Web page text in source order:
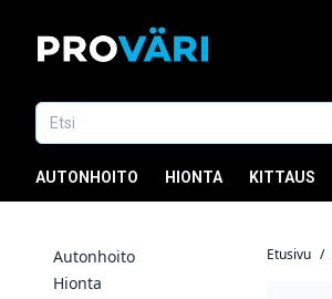
AUTONHOITO HIONTA KITTAUS
Autonhoito
Hionta
Etusivu /